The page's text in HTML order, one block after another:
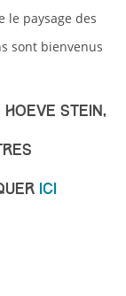
le paysage des
sont bienvenus
Stein,
ici